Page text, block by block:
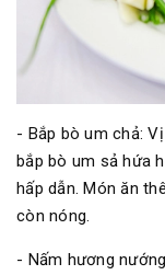
- Bắp bò um chả:
bắp bò um sả hứa
hấp dẫn. Món ăn
còn nóng.
- Nấm hương